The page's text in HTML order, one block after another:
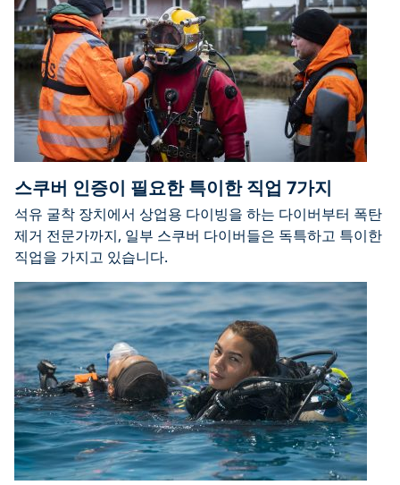
스쿠버 인증이 필요한 특이한 직업 7가지
석유 굴착 장치에서 상업용 다이빙을 하는 다이버부터 폭탄
제거 전문가까지, 일부 스쿠버 다이버들은 독특하고 특이한
직업을 가지고 있습니다.